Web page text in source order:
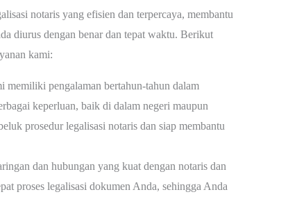
notaris yang efisien dan terpercaya, membantu
diurus dengan benar dan tepat waktu. Berikut
kami:
memiliki pengalaman bertahun-tahun dalam
keperluan, baik di dalam negeri maupun
prosedur legalisasi notaris dan siap membantu
dan hubungan yang kuat dengan notaris dan
proses legalisasi dokumen Anda, sehingga Anda